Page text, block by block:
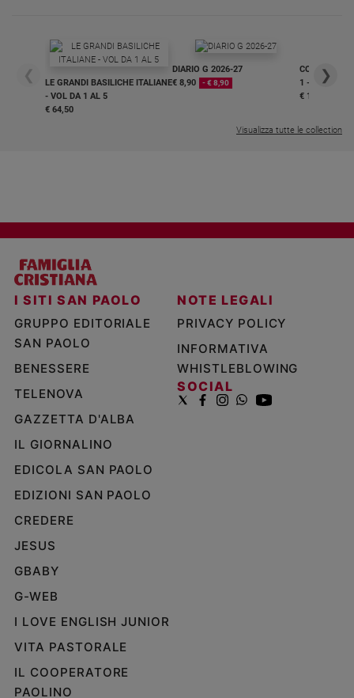
❮
LE GRANDI BASILICHE ITALIANE
- VOL DA 1 AL 5
€ 64,50
DIARIO G 2026-27
€ 8,90
- € 8,90
COLLANA
1 - 2
€ 18,50
❯
Visualizza tutte le collection
I SITI SAN PAOLO
GRUPPO EDITORIALE
SAN PAOLO
BENESSERE
TELENOVA
GAZZETTA D'ALBA
IL GIORNALINO
EDICOLA SAN PAOLO
EDIZIONI SAN PAOLO
CREDERE
JESUS
GBABY
G-WEB
I LOVE ENGLISH JUNIOR
VITA PASTORALE
IL COOPERATORE
PAOLINO
NOTE LEGALI
PRIVACY POLICY
INFORMATIVA
WHISTLEBLOWING
SOCIAL